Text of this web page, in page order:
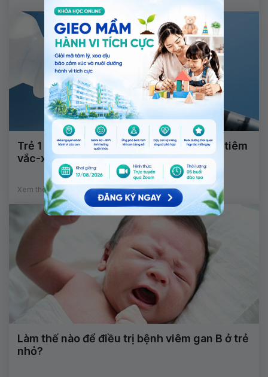
Trẻ 1 tuổi đã tiêm thuốc trị bệnh phổi có tiêm
vắc-xin viêm gan B được không?
Xem thêm
Làm thế nào để điều trị bệnh viêm gan B ở trẻ
nhỏ?